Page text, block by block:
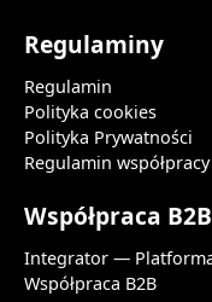
Regulaminy
Regulamin
Polityka cookies
Polityka Prywatności
Regulamin
Współpraca B2B
Integrator —
Współpraca B2B